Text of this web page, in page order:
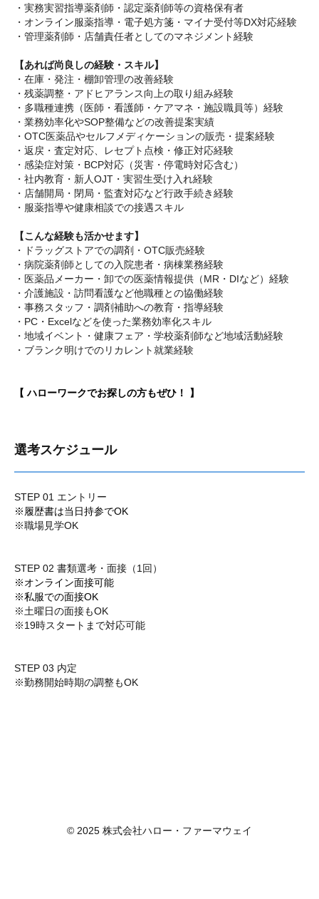
・実務実習指導薬剤師・認定薬剤師等の資格保有者
・オンライン服薬指導・電子処方箋・マイナ受付等DX対応経験
・管理薬剤師・店舗責任者としてのマネジメント経験
【あれば尚良しの経験・スキル】
・在庫・発注・棚卸管理の改善経験
・残薬調整・アドヒアランス向上の取り組み経験
・多職種連携（医師・看護師・ケアマネ・施設職員等）経験
・業務効率化やSOP整備などの改善提案実績
・OTC医薬品やセルフメディケーションの販売・提案経験
・返戻・査定対応、レセプト点検・修正対応経験
・感染症対策・BCP対応（災害・停電時対応含む）
・社内教育・新人OJT・実習生受け入れ経験
・店舗開局・閉局・監査対応など行政手続き経験
・服薬指導や健康相談での接遇スキル
【こんな経験も活かせます】
・ドラッグストアでの調剤・OTC販売経験
・病院薬剤師としての入院患者・病棟業務経験
・医薬品メーカー・卸での医薬情報提供（MR・DIなど）経験
・介護施設・訪問看護など他職種との協働経験
・事務スタッフ・調剤補助への教育・指導経験
・PC・Excelなどを使った業務効率化スキル
・地域イベント・健康フェア・学校薬剤師など地域活動経験
・ブランク明けでのリカレント就業経験
【 ハローワークでお探しの方もぜひ！ 】
選考スケジュール
STEP 01 エントリー
※履歴書は当日持参でOK
※職場見学OK
STEP 02 書類選考・面接（1回）
※オンライン面接可能
※私服での面接OK
※土曜日の面接もOK
※19時スタートまで対応可能
STEP 03 内定
※勤務開始時期の調整もOK
© 2025 株式会社ハロー・ファーマウェイ